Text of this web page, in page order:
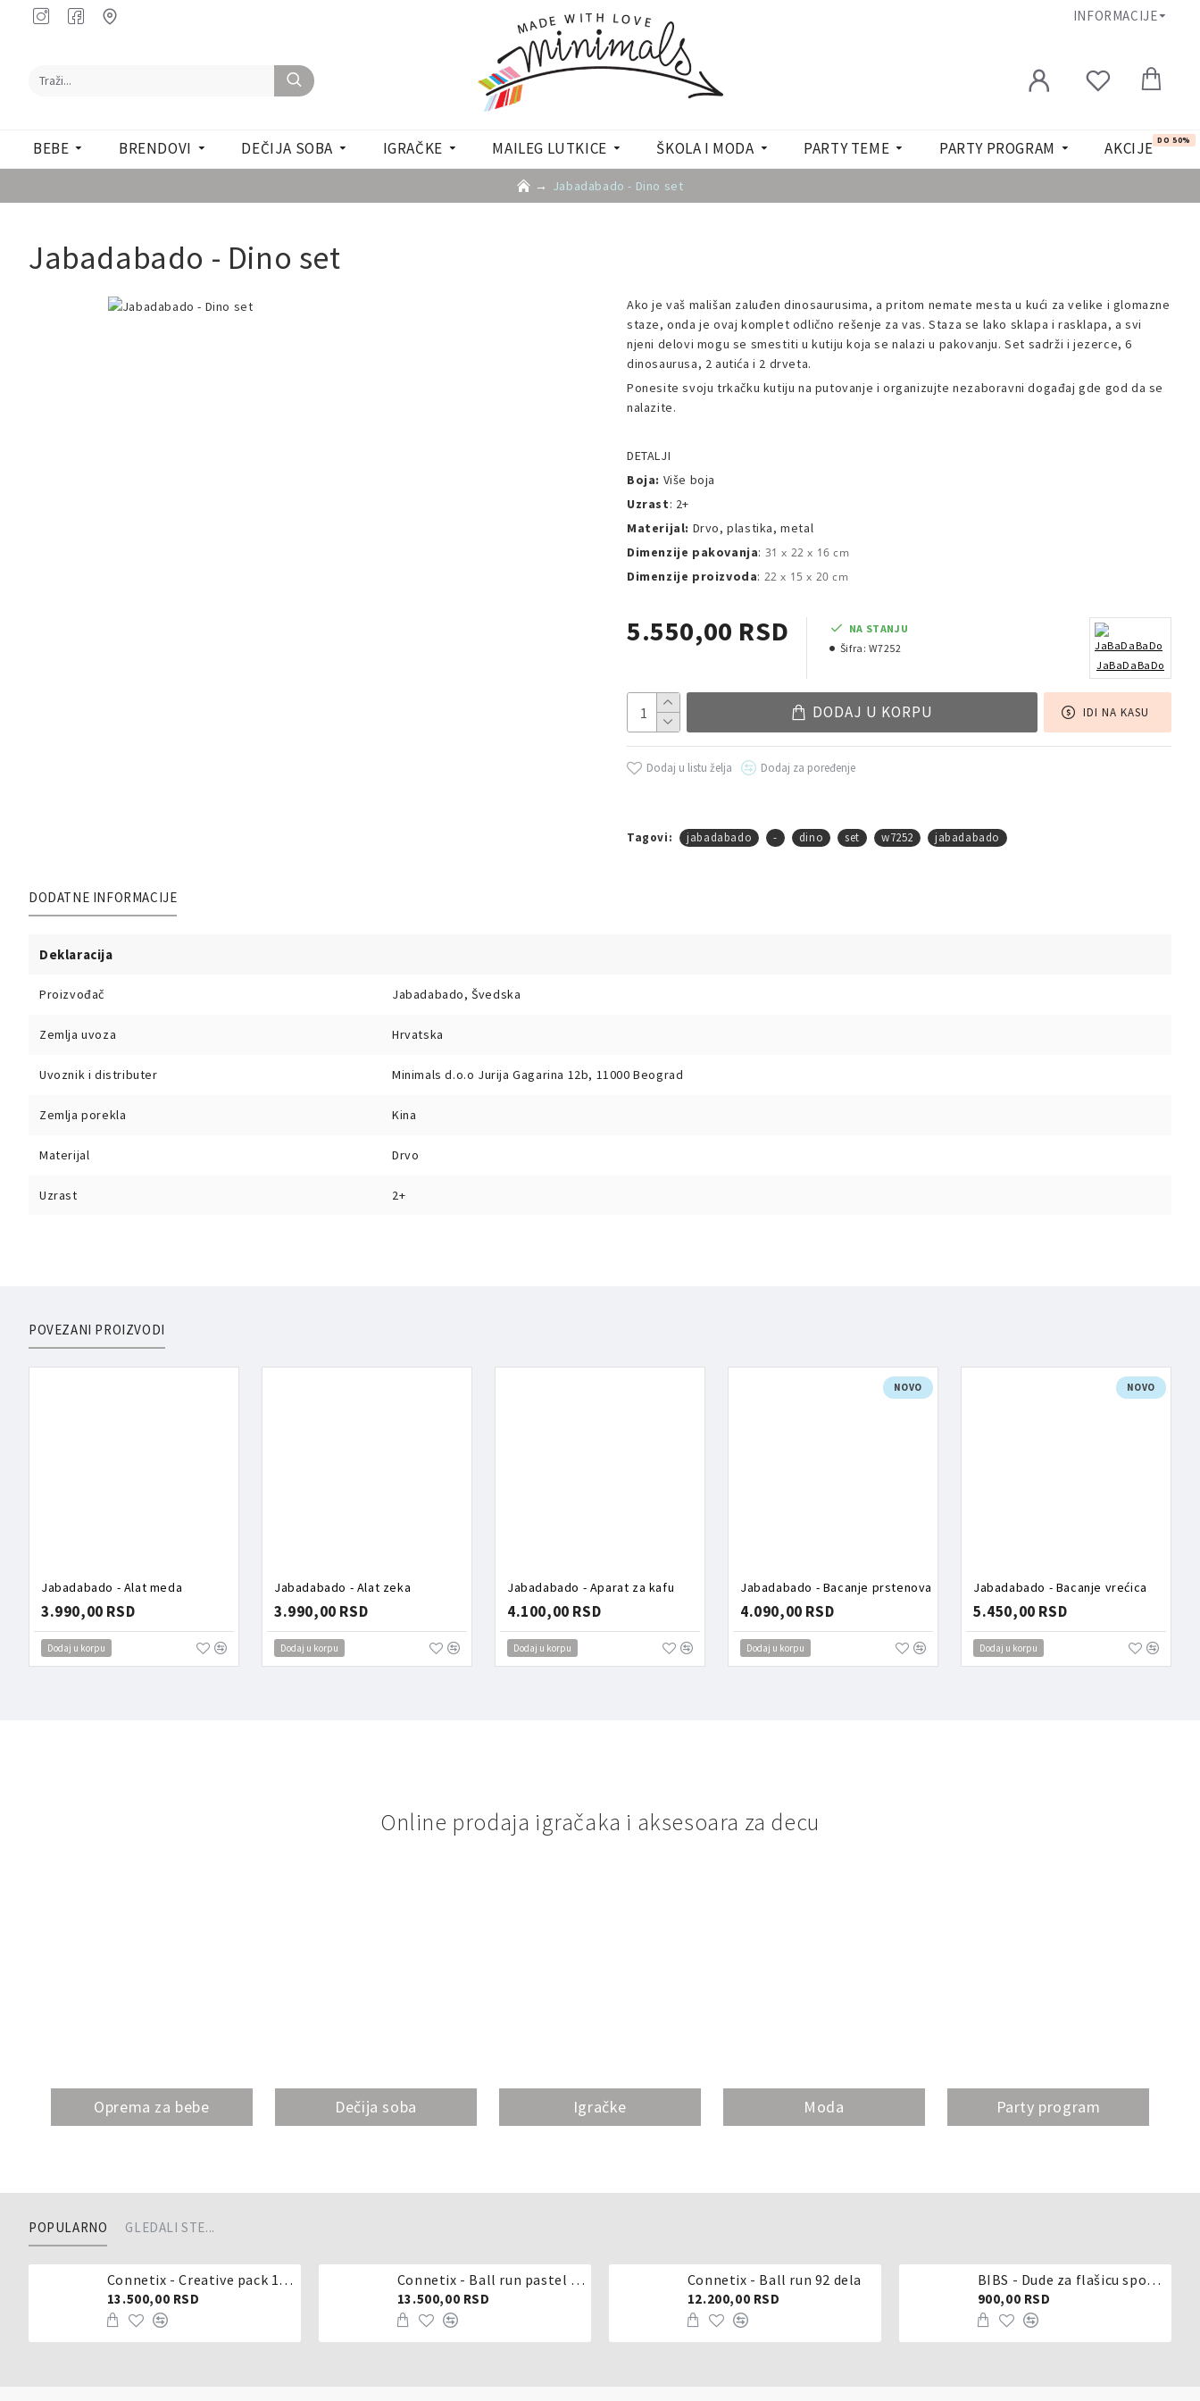
INFORMACIJE
BEBE BRENDOVI DEČIJA SOBA IGRAČKE MAILEG LUTKICE ŠKOLA I MODA PARTY TEME PARTY PROGRAM AKCIJE DO 50%
Jabadabado - Dino set
Jabadabado - Dino set
Ako je vaš mališan zaluđen dinosaurusima, a pritom nemate mesta u kući za velike i glomazne
staze, onda je ovaj komplet odlično rešenje za vas. Staza se lako sklapa i rasklapa, a svi
njeni delovi mogu se smestiti u kutiju koja se nalazi u pakovanju. Set sadrži i jezerce, 6
dinosaurusa, 2 autića i 2 drveta.
Ponesite svoju trkačku kutiju na putovanje i organizujte nezaboravni događaj gde god da se
nalazite.
DETALJI
Boja: Više boja
Uzrast: 2+
Materijal: Drvo, plastika, metal
Dimenzije pakovanja: 31 x 22 x 16 cm
Dimenzije proizvoda: 22 x 15 x 20 cm
5.550,00 RSD
NA STANJU
Šifra: W7252
JaBaDaBaDo
DODAJ U KORPU IDI NA KASU
Dodaj u listu želja Dodaj za poređenje
Tagovi: jabadabado - dino set w7252 jabadabado
DODATNE INFORMACIJE
Deklaracija
Proizvođač Jabadabado, Švedska
Zemlja uvoza Hrvatska
Uvoznik i distributer Minimals d.o.o Jurija Gagarina 12b, 11000 Beograd
Zemlja porekla Kina
Materijal Drvo
Uzrast 2+
POVEZANI PROIZVODI
Jabadabado - Alat meda
3.990,00 RSD
Dodaj u korpu
Jabadabado - Alat zeka
3.990,00 RSD
Dodaj u korpu
Jabadabado - Aparat za kafu
4.100,00 RSD
Dodaj u korpu
NOVO
Jabadabado - Bacanje prstenova
4.090,00 RSD
Dodaj u korpu
NOVO
Jabadabado - Bacanje vrećica
5.450,00 RSD
Dodaj u korpu
Online prodaja igračaka i aksesoara za decu
Oprema za bebe Dečija soba Igračke Moda Party program
POPULARNO GLEDALI STE...
Connetix - Creative pack 102 dela
13.500,00 RSD
Connetix - Ball run pastel 106 delova
13.500,00 RSD
Connetix - Ball run 92 dela
12.200,00 RSD
BIBS - Dude za flašicu sporijeg, srednjeg ili brzog protoka - silikon
900,00 RSD